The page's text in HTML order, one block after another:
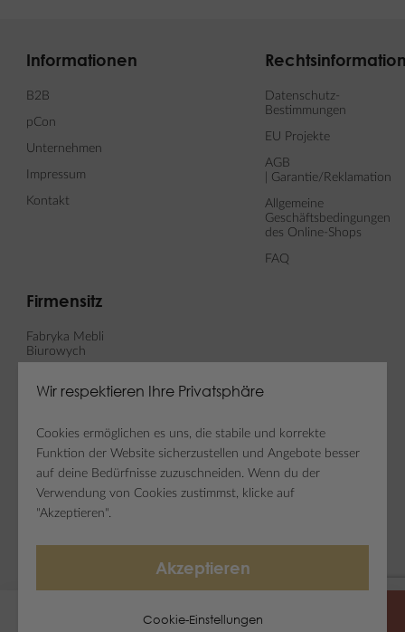
Informationen
B2B
pCon
Unternehmen
Impressum
Kontakt
Datenschutz-
Bestimmungen
EU Projekte
AGB
| Garantie/Reklamation
Allgemeine
Geschäftsbedingungen
des Online-Shops
FAQ
Firmensitz
Fabryka Mebli
Biurowych
ul. Fabianowska 100
62-052 Komorniki
Newsletter Social Media
Wir respektieren Ihre Privatsphäre
Cookies ermöglichen es uns, die stabile und korrekte
Funktion der Website sicherzustellen und Angebote besser
auf deine Bedürfnisse zuzuschneiden. Wenn du der
Verwendung von Cookies zustimmst, klicke auf
"Akzeptieren".
Akzeptieren
Cookie-Einstellungen